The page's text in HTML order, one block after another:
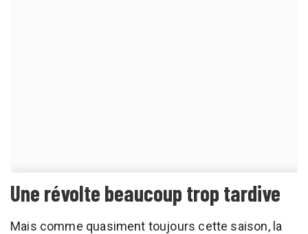
Une révolte beaucoup trop tardive
Mais comme quasiment toujours cette saison, la